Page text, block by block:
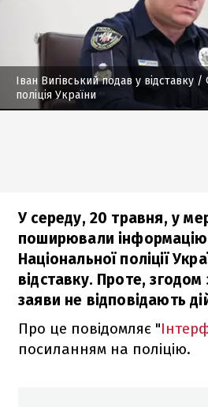
Іван Вигівський подав у відставку /
поліція України
У середу, 20 травня, у
поширювали
Національної поліції
відставку. Проте,
заяви не відповідають
Про це повідомляє "
посиланням на поліцію.